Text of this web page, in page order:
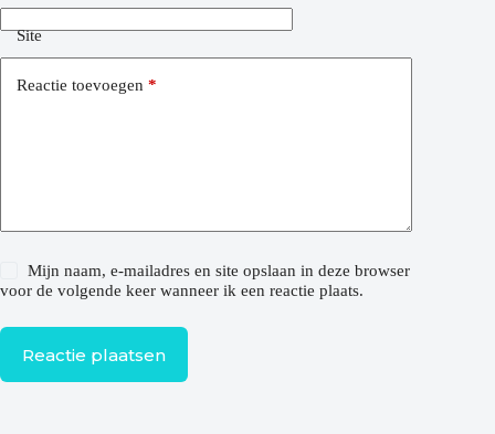
Site
Reactie toevoegen *
Mijn naam, e-mailadres en site opslaan in deze browser
voor de volgende keer wanneer ik een reactie plaats.
Reactie plaatsen